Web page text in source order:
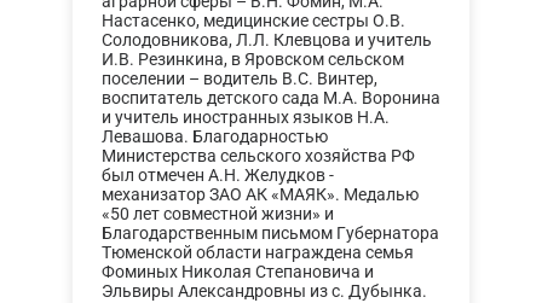
Настасенко, медицинские сестры О.В.
Солодовникова, Л.Л. Клевцова и учитель
И.В. Резинкина, в Яровском сельском
поселении – водитель В.С. Винтер,
воспитатель детского сада М.А. Воронина
и учитель иностранных языков Н.А.
Левашова. Благодарностью
Министерства сельского хозяйства РФ
был отмечен А.Н. Желудков -
механизатор ЗАО АК «МАЯК». Медалью
«50 лет совместной жизни» и
Благодарственным письмом Губернатора
Тюменской области награждена семья
Фоминых Николая Степановича и
Эльвиры Александровны из с. Дубынка.